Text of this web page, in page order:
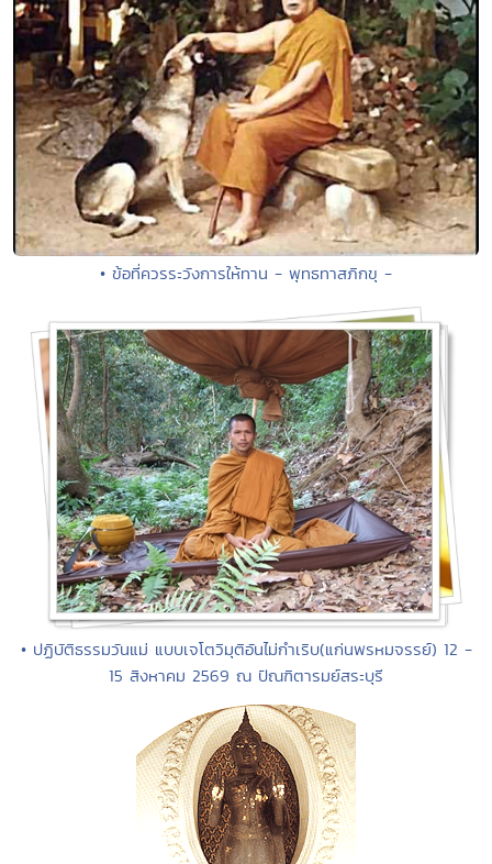
• ข้อที่ควรระวังการให้ทาน - พุทธทาสภิกขุ -
• ปฏิบัติธรรมวันแม่ แบบเจโตวิมุติอันไม่กำเริบ(แก่นพรหมจรรย์) 12 -
15 สิงหาคม 2569 ณ ปัณฑิตารมย์สระบุรี